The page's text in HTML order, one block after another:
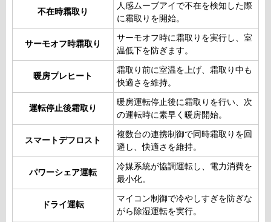
不在時霜取り
人感ムーブアイで不在を検知した際
に霜取りを開始。
サーモオフ時霜取り
サーモオフ時に霜取りを実行し、室
温低下を防ぎます。
暖房プレヒート
霜取り前に室温を上げ、霜取り中も
快適さを維持。
運転停止後霜取り
暖房運転停止後に霜取りを行い、次
の運転時に素早く暖房開始。
スマートデフロスト
複数台の連携制御で同時霜取りを回
避し、快適さを維持。
パワーシェア運転
冷媒系統が協調運転し、電力消費を
最小化。
ドライ運転
マイコン制御で冷やしすぎを防ぎな
がら除湿運転を実行。